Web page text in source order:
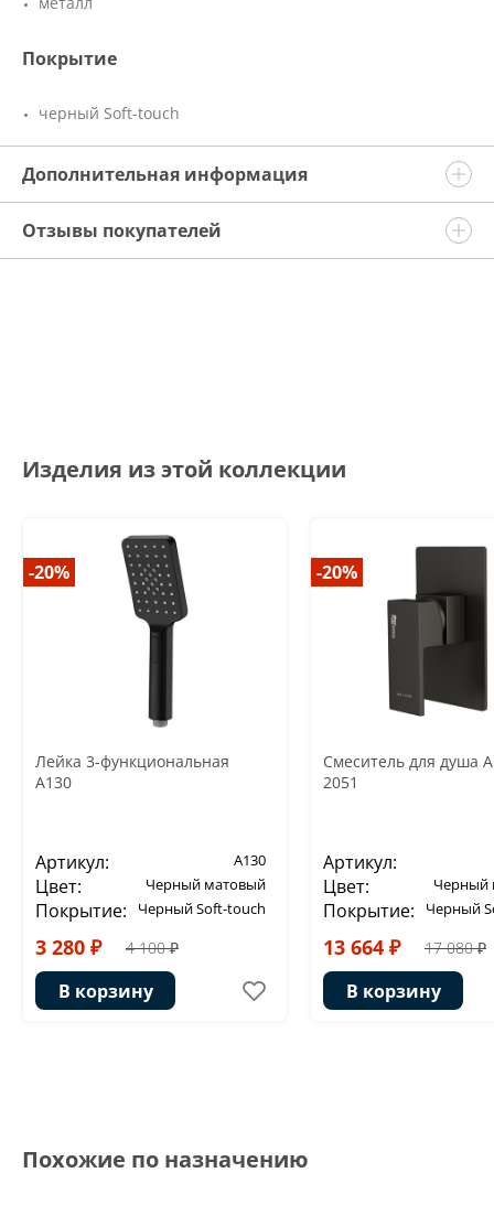
Покрытие
черный Soft-touch
Дополнительная информация
Отзывы покупателей
Изделия из этой коллекции
-20%
Лейка 3-функциональная
A130
Артикул: A130
Цвет: Черный матовый
Покрытие: Черный Soft-touch
3 280 ₽ 4 100 ₽
В корзину
-20%
Смеситель для душа
2051
Артикул:
Цвет:
Черный
Покрытие: Черный
13 664 ₽ 17 080 ₽
В корзину
Похожие по назначению